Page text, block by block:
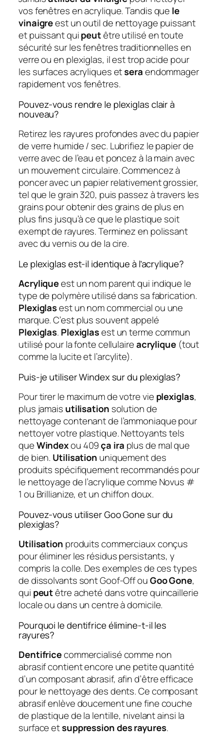
vos fenêtres en acrylique. Tandis que le
vinaigreest un outil de nettoyage puissant
et puissant quipeutêtre utilisé en toute
sécurité sur les fenêtres traditionnelles en
verre ou en plexiglas, il est trop acide pour
les surfaces acryliques etseraendommager
rapidement vos fenêtres.
Pouvez-vous rendre le plexiglas clair à
nouveau?
Retirez les rayures profondes avec du papier
de verre humide / sec. Lubrifiez le papier de
verre avec de l’eau et poncez à la main avec
un mouvement circulaire. Commencez à
poncer avec un papier relativement grossier,
tel que le grain 320, puis passez à travers les
grains pour obtenir des grains de plus en
plus fins jusqu’à ce que le plastique soit
exempt de rayures. Terminez en polissant
avec du vernis ou de la cire.
Le plexiglas est-il identique à l’acrylique?
Acryliqueest un nom parent qui indique le
type de polymère utilisé dans sa fabrication.
Plexiglasest un nom commercial ou une
marque. C’est plus souvent appelé
Plexiglas. Plexiglasest un terme commun
utilisé pour la fonte cellulaireacrylique(tout
comme la lucite et l’arcylite).
Puis-je utiliser Windex sur du plexiglas?
Pour tirer le maximum de votre vie plexiglas,
plus jamais utilisation solution de
nettoyage contenant de l’ammoniaque pour
nettoyer votre plastique. Nettoyants tels
queWindexou 409ça ira plus de mal que
de bien. Utilisation uniquement des
produits spécifiquement recommandés pour
le nettoyage de l’acrylique comme Novus #
1 ou Brillianize, et un chiffon doux.
Pouvez-vous utiliser Goo Gone sur du
plexiglas?
Utilisation produits commerciaux conçus
pour éliminer les résidus persistants, y
compris la colle. Des exemples de ces types
de dissolvants sont Goof-Off ouGoo Gone,
qui peutêtre acheté dans votre quincaillerie
locale ou dans un centre à domicile.
Pourquoi le dentifrice élimine-t-il les
rayures?
Dentifricecommercialisé comme non
abrasif contient encore une petite quantité
d’un composant abrasif, afin d’être efficace
pour le nettoyage des dents. Ce composant
abrasif enlève doucement une fine couche
de plastique de la lentille, nivelant ainsi la
surface etsuppression des rayures.